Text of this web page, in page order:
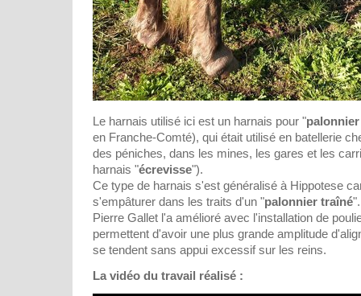
Le harnais utilisé ici est un harnais pour "
en Franche-Comté), qui était utilisé en batellerie
des péniches, dans les mines, les gares et les
harnais "écrevisse").
Ce type de harnais s'est généralisé à Hippotese
s'empâturer dans les traits d'un "palonnier traîné".
Pierre Gallet l'a amélioré avec l'installation de
permettent d'avoir une plus grande amplitude
se tendent sans appui excessif sur les reins.
La vidéo du travail réalisé :